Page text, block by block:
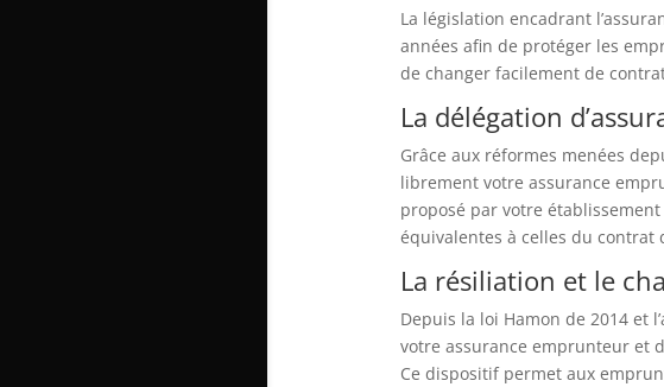
La législation encadrant
années afin de protéger les
de changer facilement de
La délégation
Grâce aux réformes menées
librement votre assurance
proposé par votre
équivalentes à celles du contrat
La résiliation et le
Depuis la loi Hamon de 2014 et
votre assurance emprunteur et
Ce dispositif permet aux